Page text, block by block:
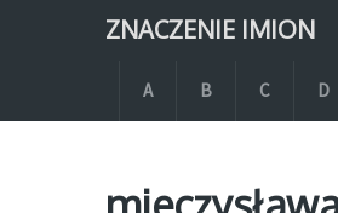
ZNACZENIE IMION
A B C D